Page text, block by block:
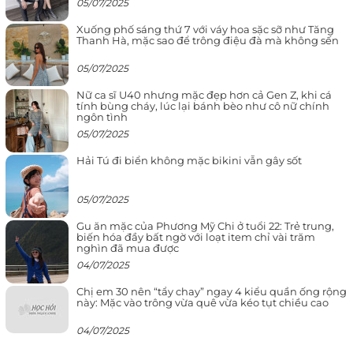
05/07/2025
Xuống phố sáng thứ 7 với váy hoa sặc sỡ như Tăng
Thanh Hà, mặc sao để trông điệu đà mà không sến
05/07/2025
Nữ ca sĩ U40 nhưng mặc đẹp hơn cả Gen Z, khi cá
tính bùng cháy, lúc lại bánh bèo như cô nữ chính
ngôn tình
05/07/2025
Hải Tú đi biển không mặc bikini vẫn gây sốt
05/07/2025
Gu ăn mặc của Phương Mỹ Chi ở tuổi 22: Trẻ trung,
biến hóa đầy bất ngờ với loạt item chỉ vài trăm
nghìn đã mua được
04/07/2025
Chị em 30 nên “tẩy chay” ngay 4 kiểu quần ống rộng
này: Mặc vào trông vừa quê vừa kéo tụt chiều cao
04/07/2025